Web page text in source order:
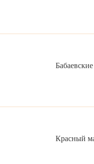
Красный